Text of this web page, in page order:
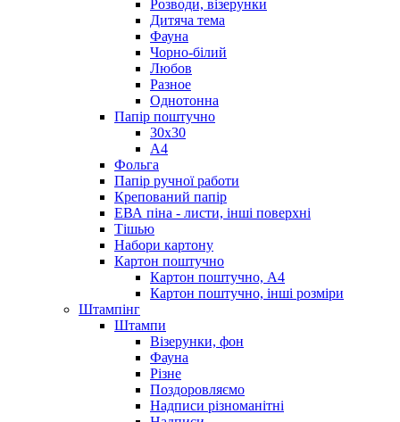
Розводи, візерунки
Дитяча тема
Фауна
Чорно-білий
Любов
Разное
Однотонна
Папір поштучно
30х30
А4
Фольга
Папір ручної работи
Крепований папір
ЕВА піна - листи, інші поверхні
Тішью
Набори картону
Картон поштучно
Картон поштучно, А4
Картон поштучно, інші розміри
Штампінг
Штампи
Візерунки, фон
Фауна
Різне
Поздоровляємо
Надписи різноманітні